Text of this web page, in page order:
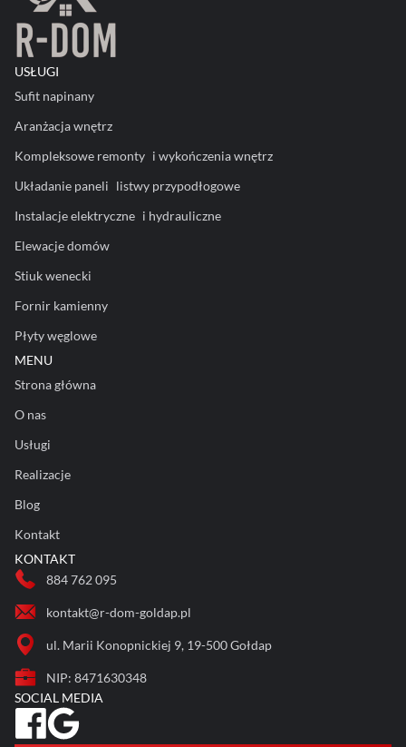
USŁUGI
Sufit napinany
Aranżacja wnętrz
Kompleksowe remonty i wykończenia wnętrz
Układanie paneli listwy przypodłogowe
Instalacje elektryczne i hydrauliczne
Elewacje domów
Stiuk wenecki
Fornir kamienny
Płyty węglowe
MENU
Strona główna
O nas
Usługi
Realizacje
Blog
Kontakt
KONTAKT
884 762 095
kontakt@r-dom-goldap.pl
ul. Marii Konopnickiej 9, 19-500 Gołdap
NIP: 8471630348
SOCIAL MEDIA